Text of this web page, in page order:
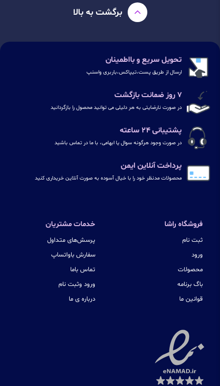
برگشت به بالا
تحویل سریع و بااطمینان
ارسال از طریق پست،تیپاکس،باربری واسنپ
۷ روز ضمانت بازگشت
در صورت نارضایتی به هر دلیلی می توانید محصول را بازگردانید
پشتیبانی ۲۴ ساعته
در صورت وجود هرگونه سوال یا ابهامی، با ما در تماس باشید
پرداخت آنلاین ایمن
محصولات مدنظر خود را با خیال آسوده به صورت آنلاین خریداری کنید
فروشگاه راشا
ثبت نام
ورود
محصولات
باگ برنامه
قوانین ما
خدمات مشتریان
پرسش‌های متداول
سفارش باواتساپ
تماس باما
ورود وثبت نام
درباره ی ما